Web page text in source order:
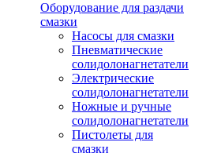
Оборудование для раздачи
смазки
Насосы для смазки
Пневматические
солидолонагнетатели
Электрические
солидолонагнетатели
Ножные и ручные
солидолонагнетатели
Пистолеты для
смазки